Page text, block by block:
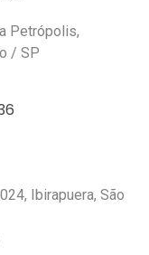
Petrópolis,
/ SP
Ibirapuera, São